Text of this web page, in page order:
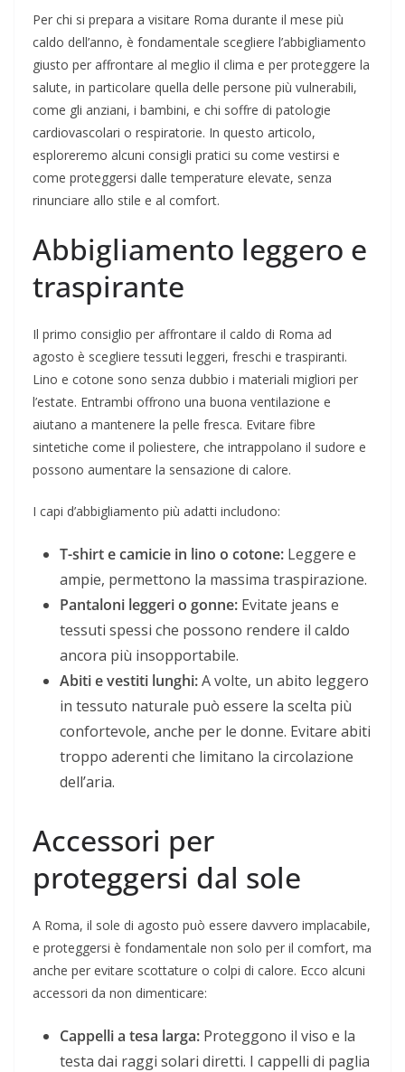
Per chi si prepara a visitare Roma durante il mese più
caldo dell’anno, è fondamentale scegliere l’abbigliamento
giusto per affrontare al meglio il clima e per proteggere la
salute, in particolare quella delle persone più vulnerabili,
come gli anziani, i bambini, e chi soffre di patologie
cardiovascolari o respiratorie. In questo articolo,
esploreremo alcuni consigli pratici su come vestirsi e
come proteggersi dalle temperature elevate, senza
rinunciare allo stile e al comfort.
Abbigliamento leggero e
traspirante
Il primo consiglio per affrontare il caldo di Roma ad
agosto è scegliere tessuti leggeri, freschi e traspiranti.
Lino e cotone sono senza dubbio i materiali migliori per
l’estate. Entrambi offrono una buona ventilazione e
aiutano a mantenere la pelle fresca. Evitare fibre
sintetiche come il poliestere, che intrappolano il sudore e
possono aumentare la sensazione di calore.
I capi d’abbigliamento più adatti includono:
T-shirt e camicie in lino o cotone: Leggere e
ampie, permettono la massima traspirazione.
Pantaloni leggeri o gonne: Evitate jeans e
tessuti spessi che possono rendere il caldo
ancora più insopportabile.
Abiti e vestiti lunghi:A volte, un abito leggero
in tessuto naturale può essere la scelta più
confortevole, anche per le donne. Evitare abiti
troppo aderenti che limitano la circolazione
dell’aria.
Accessori per
proteggersi dal sole
A Roma, il sole di agosto può essere davvero implacabile,
e proteggersi è fondamentale non solo per il comfort, ma
anche per evitare scottature o colpi di calore. Ecco alcuni
accessori da non dimenticare:
Cappelli a tesa larga: Proteggono il viso e la
testa dai raggi solari diretti. I cappelli di paglia